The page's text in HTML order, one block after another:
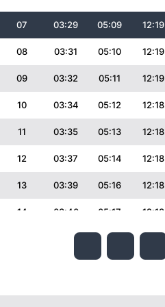
07 03:29 05:09 12:19
08 03:31 05:10 12:19
09 03:32 05:11 12:19
10 03:34 05:12 12:18
11 03:35 05:13 12:18
12 03:37 05:14 12:18
13 03:39 05:16 12:18
14 03:40 05:17 12:18
03:42 05:18